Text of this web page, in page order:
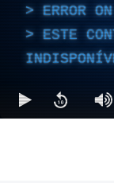
ERROR
ESTE